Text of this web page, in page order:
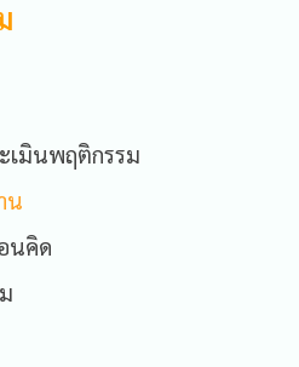
เมินพฤติกรรม
น
นคิด